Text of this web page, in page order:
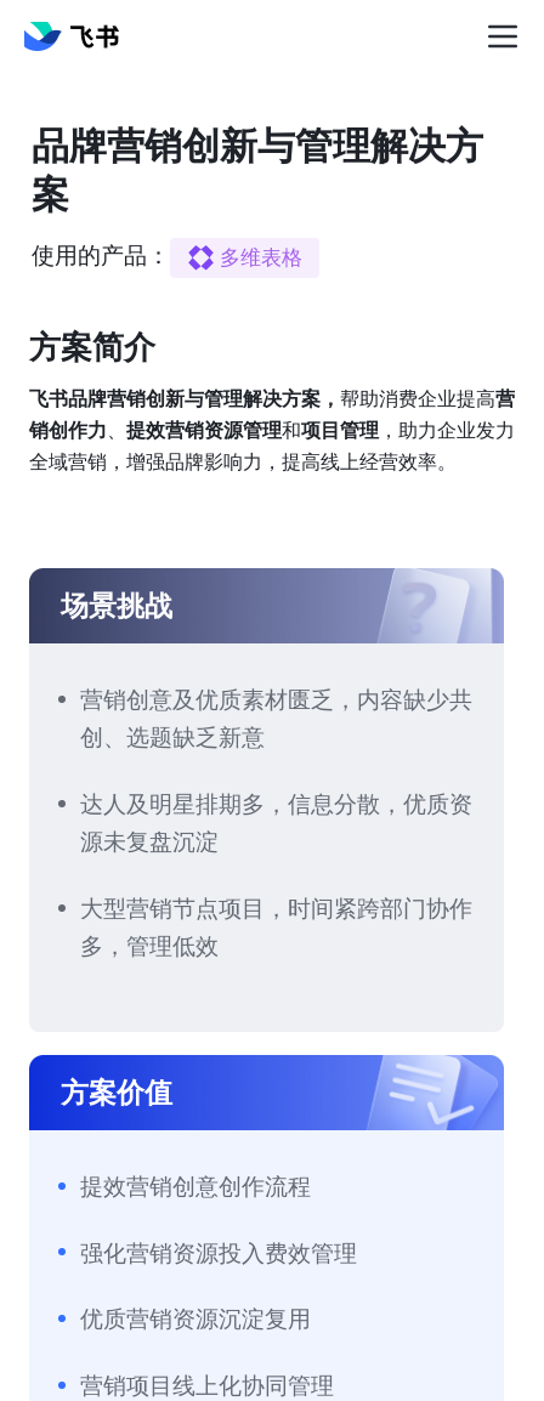
品牌营销创新与管理解决方
案
使用的产品： 多维表格
方案简介️
飞书品牌营销创新与管理解决方案， 帮助消费企业提高营
销创作力
提效营销资源管理和项目管理 ，助力企业发力
全域营销，增强品牌影响力，提高线上经营效率。
场景挑战
营销创意及优质素材匮乏，内容缺少共
创、选题缺乏新意
达人及明星排期多，信息分散，优质资
源未复盘沉淀
大型营销节点项目，时间紧跨部门协作
多，管理低效
方案价值
提效营销创意创作流程
强化营销资源投入费效管理
优质营销资源沉淀复用
营销项目线上化协同管理